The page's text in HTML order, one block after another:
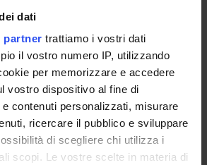
dati
partner trattiamo i vostri dati
il vostro numero IP, utilizzando
per memorizzare e accedere
vostro dispositivo al fine di
contenuti personalizzati, misurare
ricercare il pubblico e sviluppare
di scegliere chi utilizza i
scopi. Le vostre scelte in materia di
proposals